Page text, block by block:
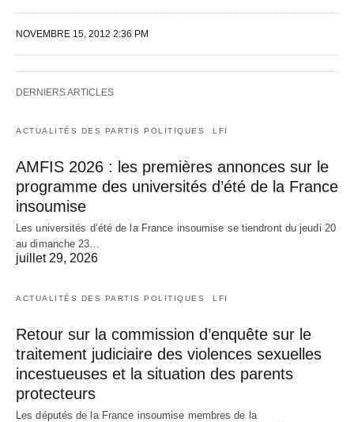
NOVEMBRE 15, 2012 2:36 PM
DERNIERS ARTICLES
ACTUALITÉS DES PARTIS POLITIQUES LFI
AMFIS 2026 : les premières annonces sur le
programme des universités d’été de la France
insoumise
Les universités d’été de la France insoumise se tiendront du jeudi 20
au dimanche 23…
juillet 29, 2026
ACTUALITÉS DES PARTIS POLITIQUES LFI
Retour sur la commission d’enquête sur le
traitement judiciaire des violences sexuelles
incestueuses et la situation des parents
protecteurs
Les députés de la France insoumise membres de la